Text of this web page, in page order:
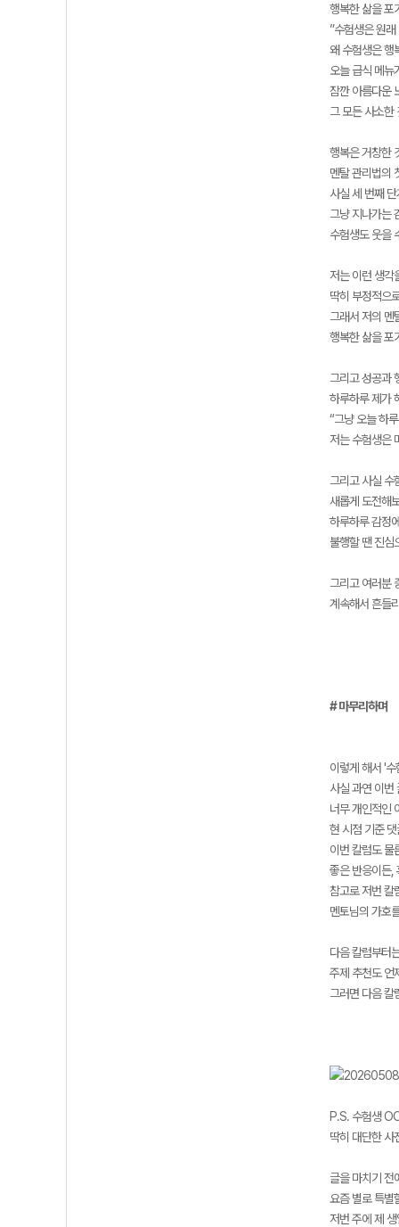
행복한 삶을 포
”수험생은 원
왜 수험생은 행
오늘 급식 메뉴
잠깐 아름다운
그 모든 사소한
행복은 거창한
멘탈 관리법의
사실 세 번째
그냥 지나가는
수험생도 웃을
저는 이런 생각
딱히 부정적으
그래서 저의 멘
행복한 삶을 포
그리고 성공과
하루하루 제가
“그냥 오늘 하
저는 수험생은
그리고 사실 수
새롭게 도전해
하루하루 감정
불행할 땐 진심
그리고 여러분
계속해서 흔들
# 마무리하며
이렇게 해서 '
사실 과연 이번
너무 개인적인
현 시점 기준
이번 칼럼도 물
좋은 반응이든,
참고로 저번 칼
멘토님의 가호
다음 칼럼부터
주제 추천도 언
그러면 다음 칼
P.S. 수험생
딱히 대단한 사
글을 마치기 전
요즘 별로 특별
저번 주에 제